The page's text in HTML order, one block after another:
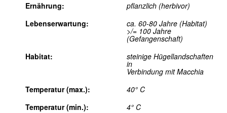
Ernährung:
pflanzlich (herbivor)
Lebenserwartung:
ca. 60-80 Jahre (Habitat)
>/= 100 Jahre
(Gefangenschaft)
Habitat:
steinige Hügellandschaften
in
Verbindung mit Macchia
Temperatur (max.):
40° C
Temperatur (min.):
4° C